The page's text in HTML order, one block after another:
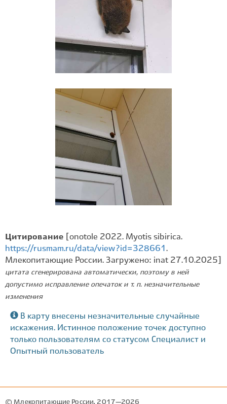
Цитирование
[onotole 2022. Myotis sibirica.
https://rusmam.ru/data/view?id=328661 .
Млекопитающие России. Загружено: inat 27.10.2025]
цитата сгенерирована автоматически, поэтому в ней
допустимо исправление опечаток и т. п. незначительные
изменения
В карту внесены незначительные случайные
искажения. Истинное положение точек доступно
только пользователям со статусом Специалист и
Опытный пользователь
© Млекопитающие России, 2017—2026